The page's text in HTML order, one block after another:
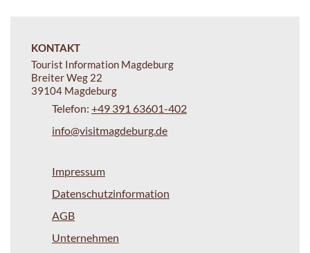
KONTAKT
Tourist Information Magdeburg
Breiter Weg 22
39104 Magdeburg
Telefon: +49 391 63601-402
info@visitmagdeburg.de
Impressum
Datenschutzinformation
AGB
Unternehmen